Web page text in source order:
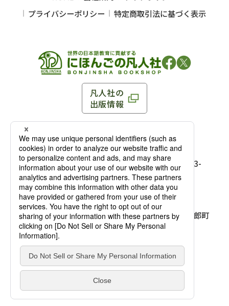
凡人社の本を見る
凡人社が出版した本を見る
凡人社の
出版情報
〒102-0093 東京都千代田区平河町 1-3-13 8F
TEL：03-3263-3959／FAX：03-3263-3116
麹町店
〒102-0093 東京都千代田区平河町1-3-
13 8F［アクセス］
TEL：03-3239-8673／FAX：03-3263-
3116
大阪店
〒541-0056 大阪府大阪市中央区久太郎町
4-2-10
大西ビルディング 1階［
TEL：06-4256-2684／FAX：03-6733-
7887
プライバシーポリシー
特定商取引法に基づく表示
© Bonjinsha Co., LTD. All Rights Reserved.